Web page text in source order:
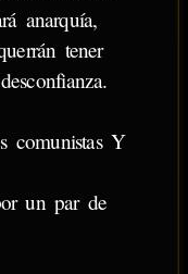
anarquía,
tener
comunistas Y
un par de